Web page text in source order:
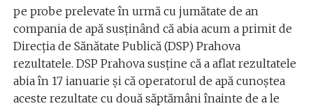
pe probe prelevate în urmă cu jumătate de an
compania de apă susţinând că abia acum a primit de
Direcţia de Sănătate Publică (DSP) Prahova
rezultatele. DSP Prahova susţine că a aflat rezultatele
abia în 17 ianuarie şi că operatorul de apă cunoştea
aceste rezultate cu două săptămâni înainte de a le